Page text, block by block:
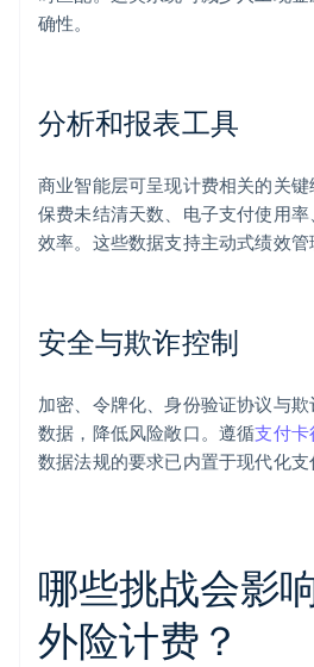
确性。
分析和报表工具
商业智能层可呈现计费相关的关
保费未结清天数、电子支付使用
效率。这些数据支持主动式绩效管
安全与欺诈控制
加密、令牌化、身份验证协议与
数据，降低风险敞口。遵循支付卡
数据法规的要求已内置于现代化支
哪些挑战会影
外险计费？